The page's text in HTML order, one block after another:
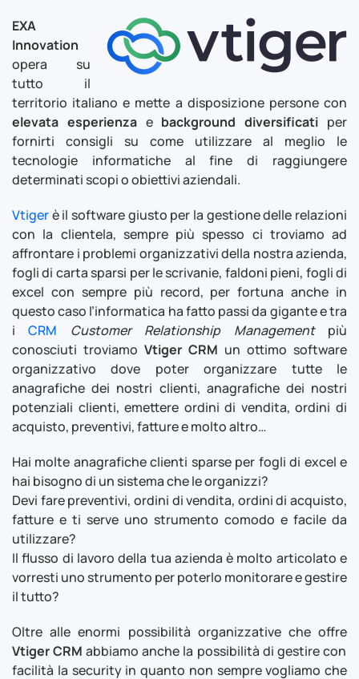
EXA
Innovation
opera su
tutto il
territorio italiano e mette a disposizione persone con
elevata esperienzae background diversificati per
fornirti consigli su come utilizzare al meglio le
tecnologie informatiche al fine di raggiungere
determinati scopi o obiettivi aziendali.
Vtigerè il software giusto per la gestione delle relazioni
con la clientela, sempre più spesso ci troviamo ad
affrontare i problemi organizzativi della nostra azienda,
fogli di carta sparsi per le scrivanie, faldoni pieni, fogli di
excel con sempre più record, per fortuna anche in
questo caso l’informatica ha fatto passi da gigante e tra
iCRM Customer Relationship Managementpiù
conosciuti troviamo Vtiger CRM un ottimo software
organizzativo dove poter organizzare tutte le
anagrafiche dei nostri clienti, anagrafiche dei nostri
potenziali clienti, emettere ordini di vendita, ordini di
acquisto, preventivi, fatture e molto altro…
Hai molte anagrafiche clienti sparse per fogli di excel e
hai bisogno di un sistema che le organizzi?
Devi fare preventivi, ordini di vendita, ordini di acquisto,
fatture e ti serve uno strumento comodo e facile da
utilizzare?
Il flusso di lavoro della tua azienda è molto articolato e
vorresti uno strumento per poterlo monitorare e gestire
il tutto?
Oltre alle enormi possibilità organizzative che offre
Vtiger CRM abbiamo anche la possibilità di gestire con
facilità la security in quanto non sempre vogliamo che